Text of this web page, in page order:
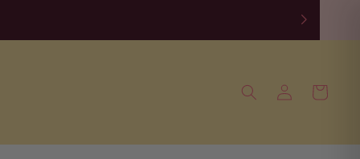
EinloggenWarenkorb